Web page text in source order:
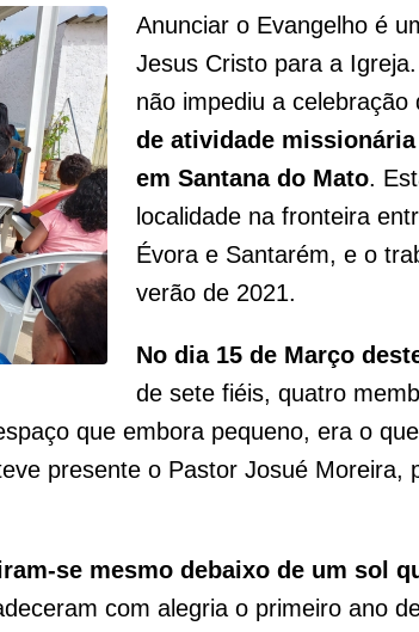
Anunciar o Evangelho é
Jesus Cristo para a
não impediu a celebração
de atividade
em Santana do Mato.
localidade na fronteira
Évora e Santarém, e o
verão de 2021.
No dia 15 de Março
de sete fiéis, quatro
que embora pequeno, era o
presente o Pastor Josué Moreira,
se mesmo debaixo de um sol
com alegria o primeiro ano